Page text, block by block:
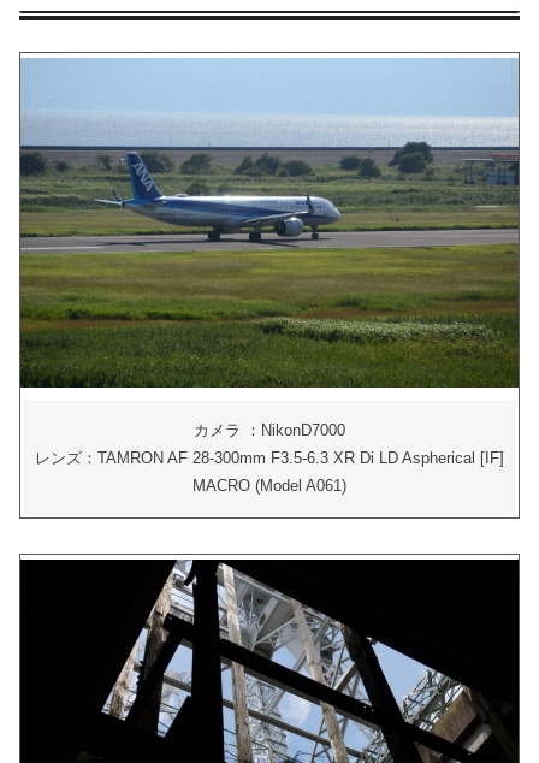
カメラ ：NikonD7000
レンズ：TAMRON AF 28-300mm F3.5-6.3 XR Di LD Aspherical [IF]
MACRO (Model A061)